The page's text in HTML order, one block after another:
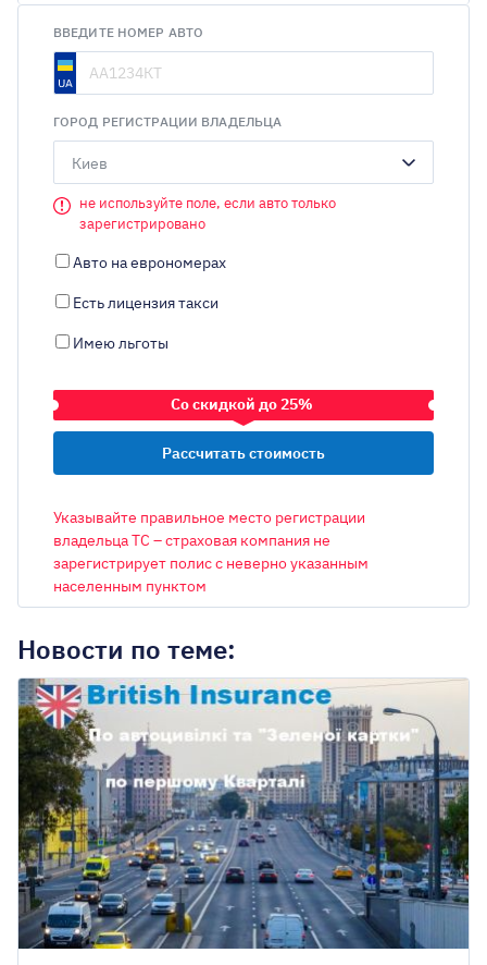
ВВЕДИТЕ НОМЕР АВТО
ГОРОД РЕГИСТРАЦИИ ВЛАДЕЛЬЦА
Киев
не используйте поле, если авто только
зарегистрировано
Авто на еврономерах
Есть лицензия такси
Имею льготы
Со скидкой до 25%
ОБЪЕМ ДВИГАТЕЛЯ
ГОРОД РЕГИСТРАЦИИ ВЛАДЕЛЬЦА
Киев
Авто на еврономерах
Есть лицензия такси
Имею льготы
Со скидкой до 25%
Указывайте правильное место регистрации
владельца ТС – страховая компания не
зарегистрирует полис с неверно указанным
населенным пунктом
Новости по теме: